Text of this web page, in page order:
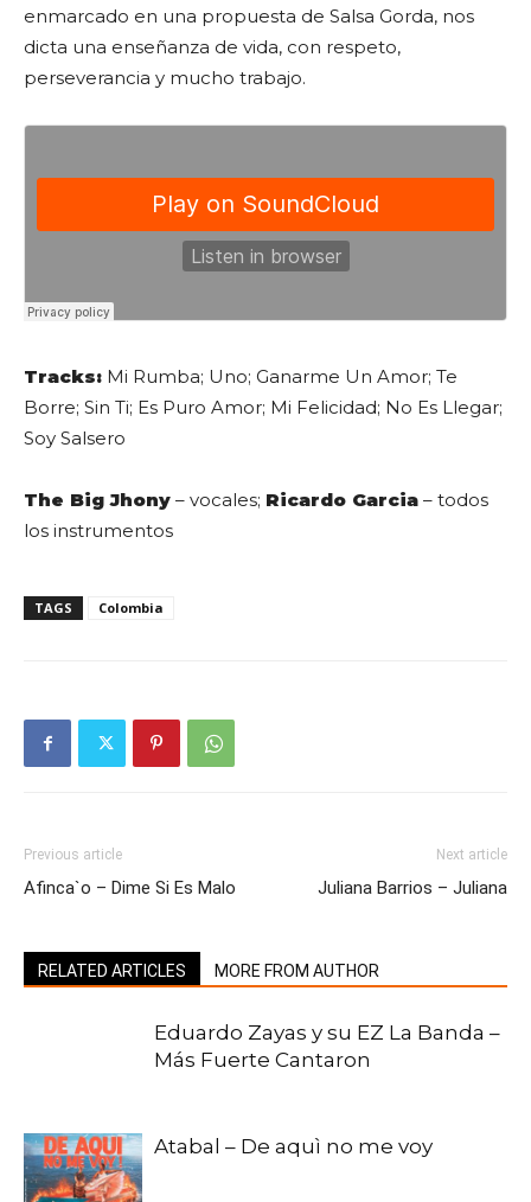
enmarcado en una propuesta de Salsa Gorda, nos
dicta una enseñanza de vida, con respeto,
perseverancia y mucho trabajo.
Tracks: Mi Rumba; Uno; Ganarme Un Amor; Te
Borre; Sin Ti; Es Puro Amor; Mi Felicidad; No Es Llegar;
Soy Salsero
The Big Jhony – vocales; Ricardo Garcia – todos
los instrumentos
TAGS Colombia
Previous article
Afinca`o – Dime Si Es Malo
Next article
Juliana Barrios – Juliana
RELATED ARTICLES MORE FROM AUTHOR
Eduardo Zayas y su EZ La Banda –
Más Fuerte Cantaron
Atabal – De aquì no me voy